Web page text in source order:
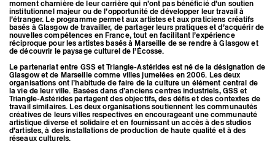
moment charnière de leur carrière qui n’ont pas bénéficié d’un soutien
institutionnel majeur ou de l’opportunité de développer leur travail à
l’étranger. Le programme permet aux artistes et aux praticiens créatifs
basés à Glasgow de travailler, de partager leurs pratiques et d’acquérir de
nouvelles compétences en France, tout en facilitant l’expérience
réciproque pour les artistes basés à Marseille de se rendre à Glasgow et
de découvrir le paysage culturel de l’Écosse.
Le partenariat entre GSS et Triangle-Astérides est né de la désignation de
Glasgow et de Marseille comme villes jumelées en 2006. Les deux
organisations ont l’habitude de faire de la culture un élément central de
la vie de leur ville. Basées dans d’anciens centres industriels, GSS et
Triangle-Astérides partagent des objectifs, des défis et des contextes de
travail similaires. Les deux organisations soutiennent les communautés
créatives de leurs villes respectives en encourageant une communauté
artistique diverse et solidaire et en fournissant un accès à des studios
d’artistes, à des installations de production de haute qualité et à des
réseaux culturels.